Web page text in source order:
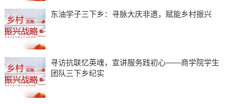
东油学子三下乡：寻脉大庆非遗，赋能乡村振兴
寻访抗联忆英魂，宣讲服务践初心——商学院学生
团队三下乡纪实